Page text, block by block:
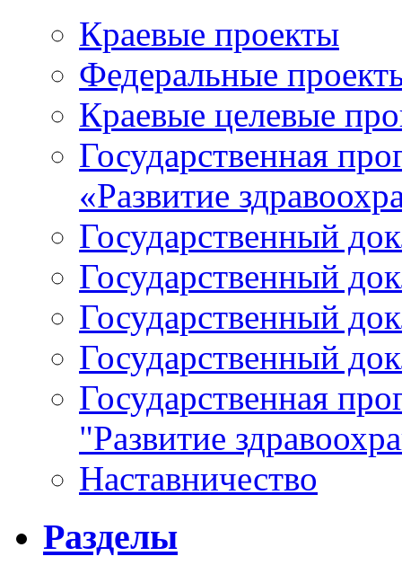
Краевые проекты
Федеральные
Краевые целевые
Государственная
«Развитие
Государственный
Государственный
Государственный
Государственный
Государственная
"Развитие
Наставничество
Разделы